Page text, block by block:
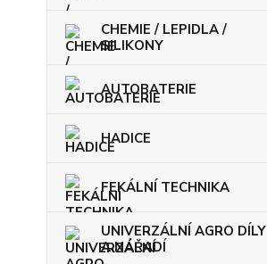
CHEMIE / LEPIDLA /
SILIKONY
AUTOBATERIE
HADICE
FEKÁLNÍ TECHNIKA
UNIVERZÁLNÍ AGRO DÍLY
A NÁŘADÍ